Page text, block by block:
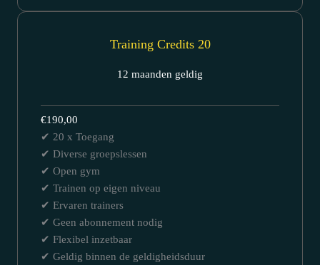
Training Credits 20
12 maanden geldig
€190,00
✔ 20 x Toegang
✔ Diverse groepslessen
✔ Open gym
✔ Trainen op eigen niveau
✔ Ervaren trainers
✔ Geen abonnement nodig
✔ Flexibel inzetbaar
✔ Geldig binnen de geldigheidsduur